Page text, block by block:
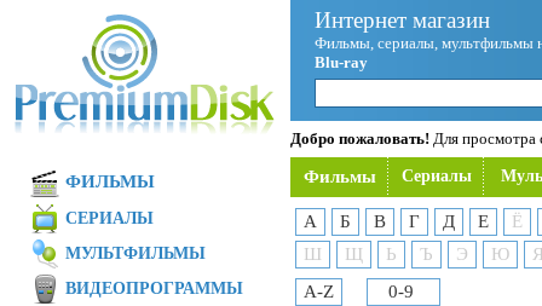
Интернет магазин
Фильмы, сериалы, мультфильмы
Blu-ray
Добро пожаловать! Для просмотра
Фильмы Сериалы
А Б В Г Д Е
Ё
Ш
Щ Ь Ъ Э Ю
A-Z
0-9
ФИЛЬМЫ
СЕРИАЛЫ
МУЛЬТФИЛЬМЫ
ВИДЕОПРОГРАММЫ